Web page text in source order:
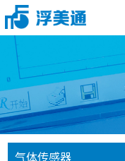
气体传感器